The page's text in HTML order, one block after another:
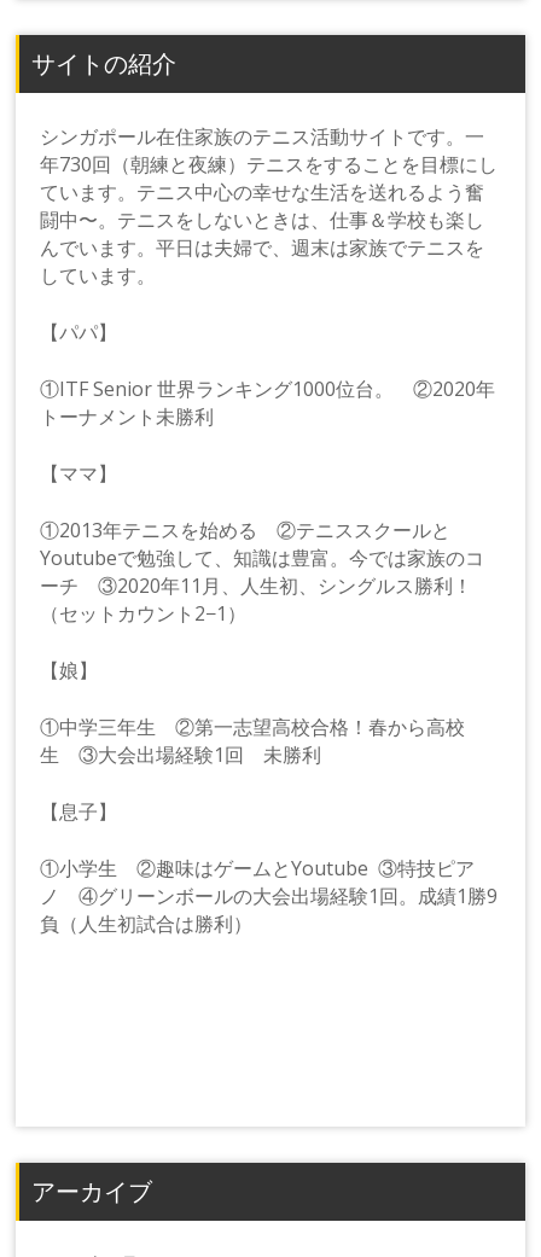
サイトの紹介
シンガポール在住家族のテニス活動サイトです。一
年730回（朝練と夜練）テニスをすることを目標にし
ています。テニス中心の幸せな生活を送れるよう奮
闘中〜。テニスをしないときは、仕事＆学校も楽し
んでいます。平日は夫婦で、週末は家族でテニスを
しています。
【パパ】
①ITF Senior 世界ランキング1000位台。 ②2020年
トーナメント未勝利
【ママ】
①2013年テニスを始める ②テニススクールと
Youtubeで勉強して、知識は豊富。今では家族のコ
ーチ ③2020年11月、人生初、シングルス勝利！
（セットカウント2−1）
【娘】
①中学三年生 ②第一志望高校合格！春から高校
生 ③大会出場経験1回 未勝利
【息子】
①小学生 ②趣味はゲームとYoutube ③特技ピア
ノ ④グリーンボールの大会出場経験1回。成績1勝9
負（人生初試合は勝利）
アーカイブ